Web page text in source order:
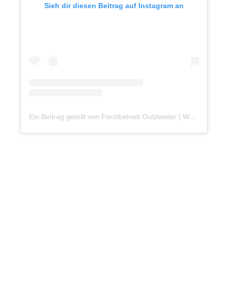
Sieh dir diesen Beitrag auf Instagram an
Ein Beitrag geteilt von Forstbetrieb Gutzweiler | Weihnachtsbäume (@schwarzwaldtannen)